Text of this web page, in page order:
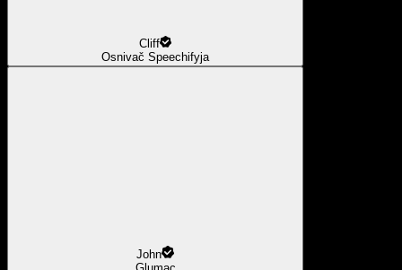
Cliff
Osnivač Speechifyja
John